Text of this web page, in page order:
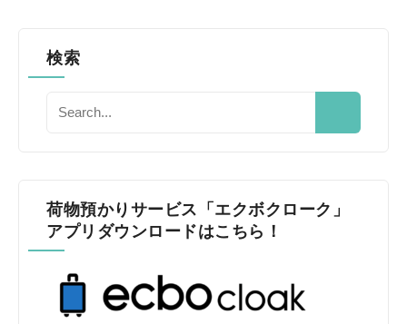
検索
荷物預かりサービス「エクボクローク」
アプリダウンロードはこちら！